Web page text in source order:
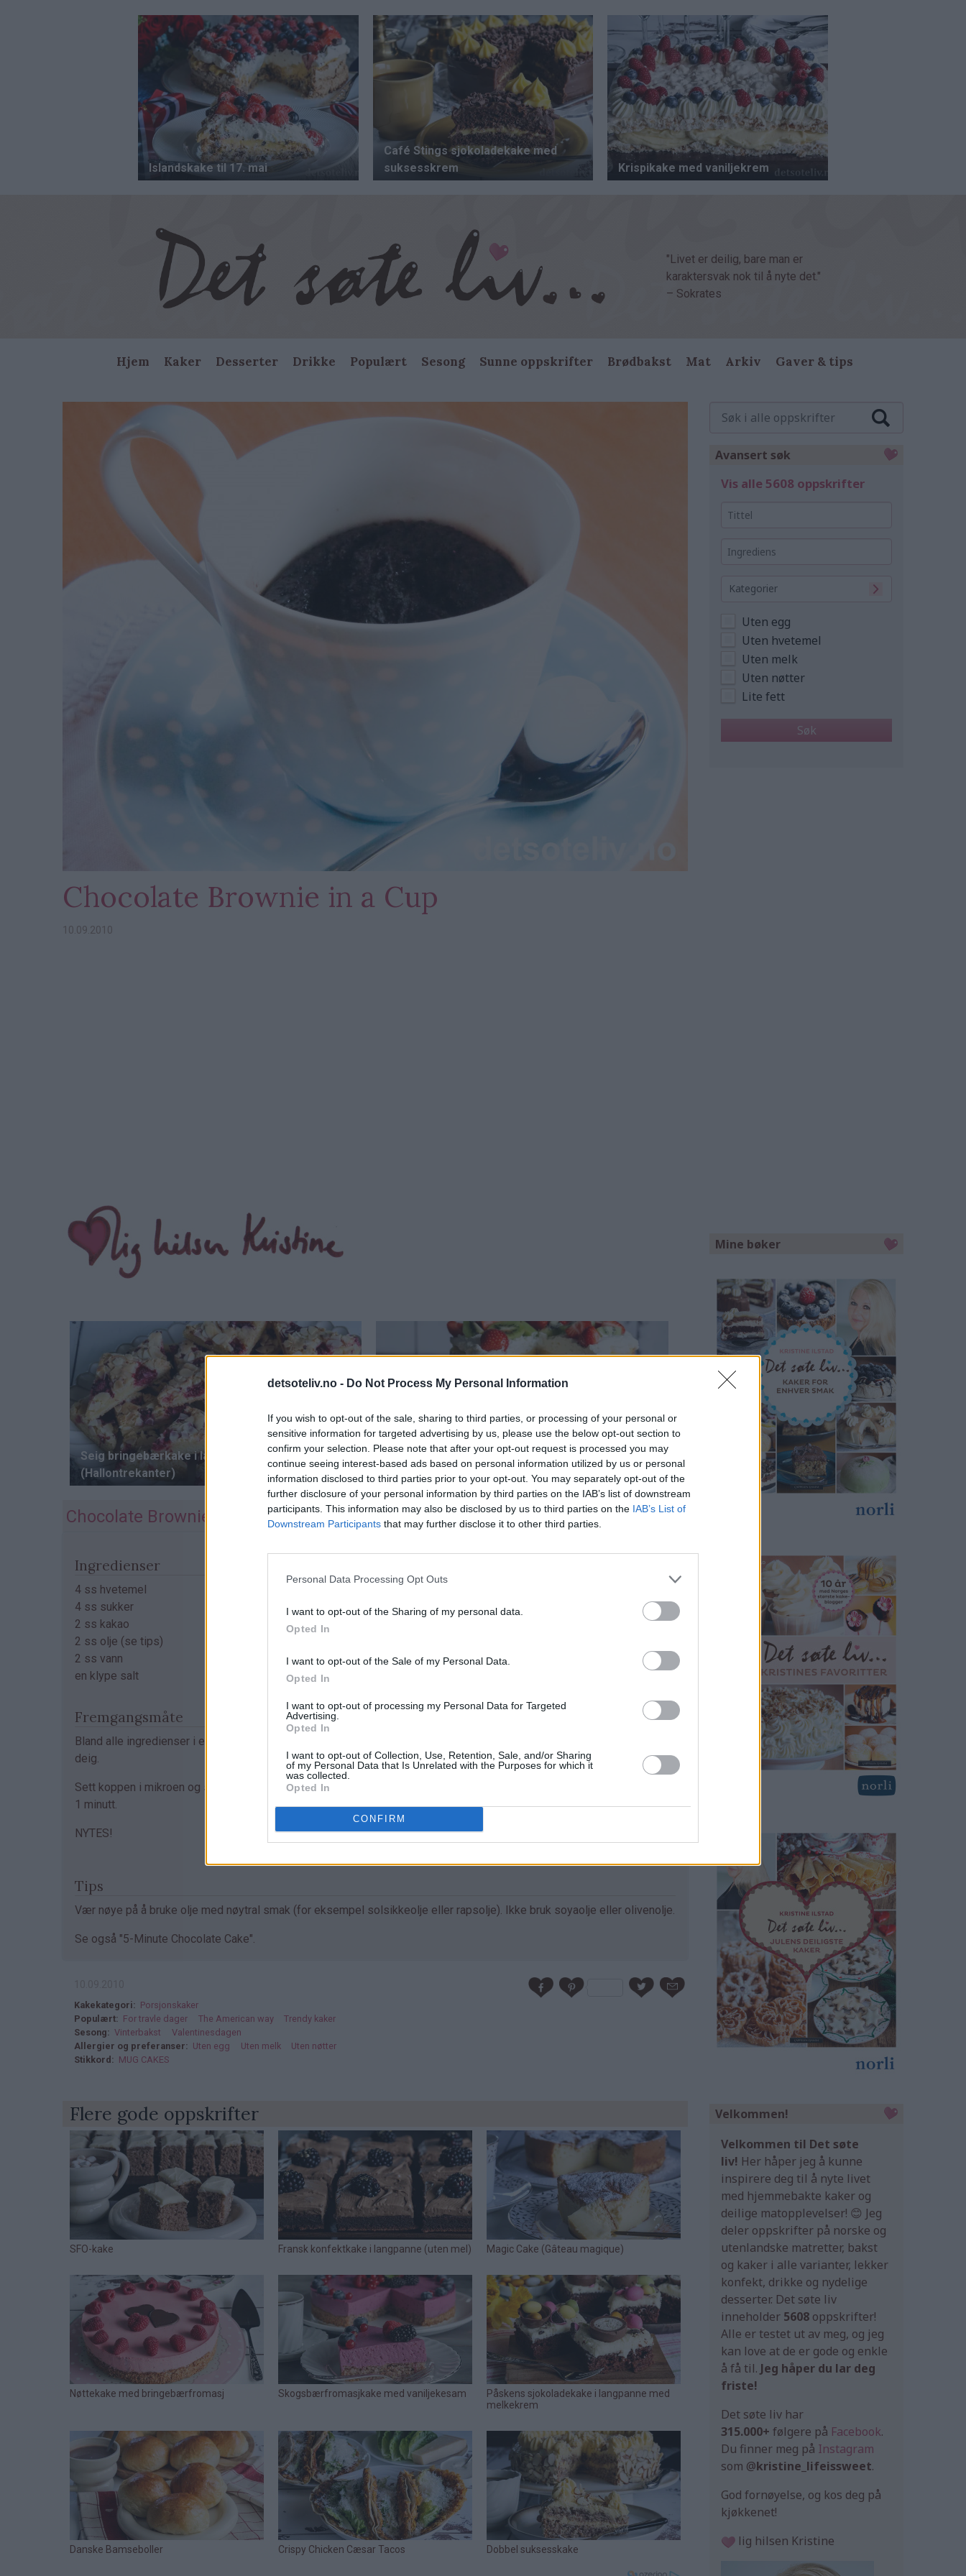
detsoteliv.no - Do Not Process My Personal Information
If you wish to opt-out of the sale, sharing to third parties, or processing of your personal or
sensitive information for targeted advertising by us, please use the below opt-out section to
confirm your selection. Please note that after your opt-out request is processed you may
continue seeing interest-based ads based on personal information utilized by us or personal
information disclosed to third parties prior to your opt-out. You may separately opt-out of the
further disclosure of your personal information by third parties on the IAB’s list of downstream
participants. This information may also be disclosed by us to third parties on the IAB’s List of
Downstream Participants that may further disclose it to other third parties.
Personal Data Processing Opt Outs
I want to opt-out of the Sharing of my personal data.
Opted In
I want to opt-out of the Sale of my Personal Data.
Opted In
I want to opt-out of processing my Personal Data for Targeted
Advertising.
Opted In
I want to opt-out of Collection, Use, Retention, Sale, and/or Sharing
of my Personal Data that Is Unrelated with the Purposes for which it
was collected.
Opted In
CONFIRM
"Livet er deilig, bare man er
karaktersvak nok til å nyte det."
– Sokrates
Main
navigation
Hjem Kaker Desserter Drikke Populært Sesong Sunne oppskrifter Brødbakst Mat Arkiv Gaver & tips
Chocolate Brownie in a Cup
10.09.2010
print
Chocolate Brownie in a Cup
Ingredienser
4 ss hvetemel
4 ss sukker
2 ss kakao
2 ss olje (se tips)
2 ss vann
en klype salt
Fremgangsmåte
Bland alle ingredienser i en kopp og rør til en jevn
deig.
Sett koppen i mikroen og stek kaken på full styrke i
1 minutt.
NYTES!
Tips
Vær nøye på å bruke olje med nøytral smak (for eksempel solsikkeolje eller rapsolje). Ikke bruk soyaolje eller olivenolje.
Se også "5-Minute Chocolate Cake".
Kakekategori
Porsjonskaker
Populært
For travle dager The American way
Trendy kaker
Sesong
Vinterbakst
Valentinesdagen
Allergier og preferanser
Uten egg Uten melk
Uten nøtter
Stikkord
MUG CAKES
Avansert søk
Vis alle 5608 oppskrifter
Kategorier
Uten egg
Uten hvetemel
Uten melk
Uten nøtter
Lite fett
Mine bøker
Velkommen!
Velkommen til Det søte
liv! Her håper jeg å kunne
inspirere deg til å nyte livet
med hjemmebakte kaker og
deilige matopplevelser! 😊 Jeg
deler oppskrifter på norske og
utenlandske matretter, bakst
og kaker i alle varianter, lekker
konfekt, drikke og nydelige
desserter. Det søte liv
inneholder 5608 oppskrifter!
Alle er testet ut av meg, og jeg
kan love at de er gode og enkle
å få til. Jeg håper du lar deg
friste!
Det søte liv har
315.000+ følgere på Facebook.
Du finner meg på Instagram
som @kristine_lifeissweet.
God fornøyelse, og kos deg på
kjøkkenet!
lig hilsen Kristine